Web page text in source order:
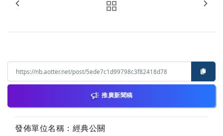
推廣新聞稿
發佈單位名稱：經典公關